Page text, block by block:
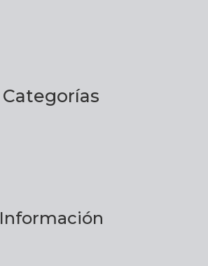
Categorías
Información